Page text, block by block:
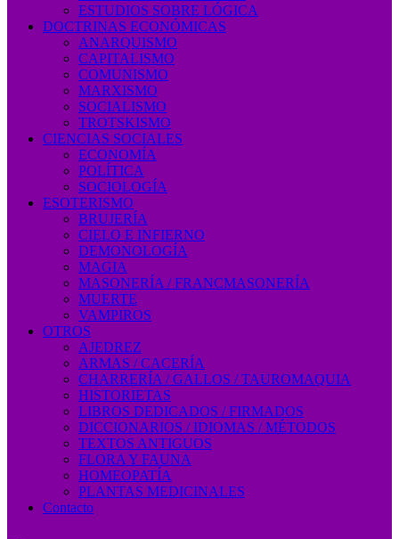
ESTUDIOS SOBRE LÓGICA
DOCTRINAS ECONÓMICAS
ANARQUISMO
CAPITALISMO
COMUNISMO
MARXISMO
SOCIALISMO
TROTSKISMO
CIENCIAS SOCIALES
ECONOMÍA
POLÍTICA
SOCIOLOGÍA
ESOTERISMO
BRUJERÍA
CIELO E INFIERNO
DEMONOLOGÍA
MAGIA
MASONERÍA / FRANCMASONERÍA
MUERTE
VAMPIROS
OTROS
AJEDREZ
ARMAS / CACERÍA
CHARRERÍA / GALLOS / TAUROMAQUIA
HISTORIETAS
LIBROS DEDICADOS / FIRMADOS
DICCIONARIOS / IDIOMAS / MÉTODOS
TEXTOS ANTIGUOS
FLORA Y FAUNA
HOMEOPATÍA
PLANTAS MEDICINALES
Contacto